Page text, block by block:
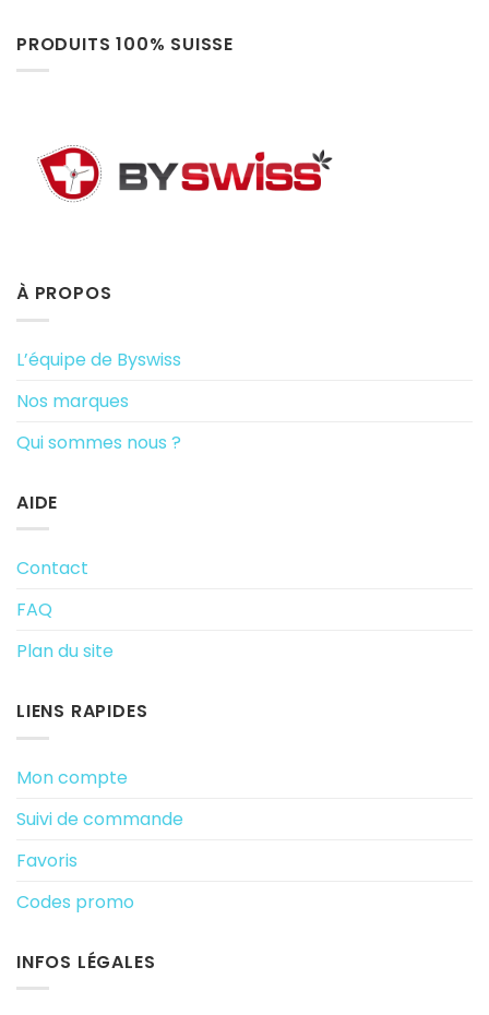
PRODUITS 100% SUISSE
À PROPOS
L’équipe de Byswiss
Nos marques
Qui sommes nous ?
AIDE
Contact
FAQ
Plan du site
LIENS RAPIDES
Mon compte
Suivi de commande
Favoris
Codes promo
INFOS LÉGALES